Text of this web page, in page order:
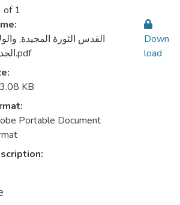
of 1
القدس الثورة المجيدة,
الجديدة.pdf
KB
Portable Document
Down
load